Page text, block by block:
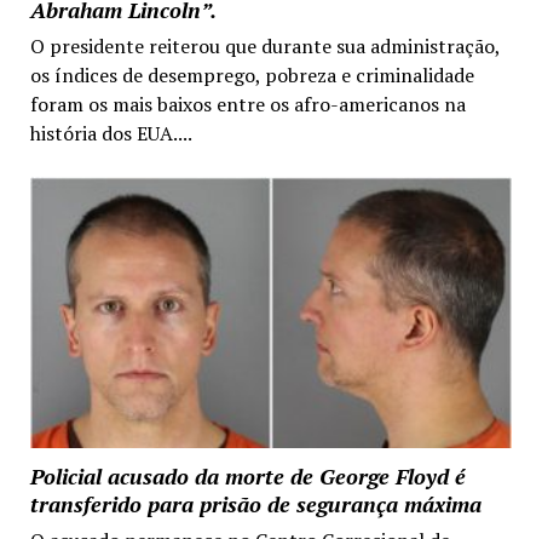
Abraham Lincoln”.
O presidente reiterou que durante sua administração,
os índices de desemprego, pobreza e criminalidade
foram os mais baixos entre os afro-americanos na
história dos EUA....
Policial acusado da morte de George Floyd é
transferido para prisão de segurança máxima